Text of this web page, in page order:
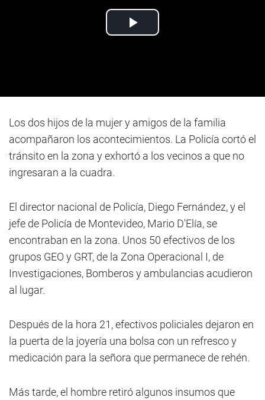
Los dos hijos de la mujer y amigos de la familia
acompañaron los acontecimientos. La Policía cortó el
tránsito en la zona y exhortó a los vecinos a que no
ingresaran a la cuadra.
El director nacional de Policía, Diego Fernández, y el
jefe de Policía de Montevideo, Mario D'Elía, se
encontraban en la zona. Unos 50 efectivos de los
grupos GEO y GRT, de la Zona Operacional I, de
Investigaciones, Bomberos y ambulancias acudieron
al lugar.
Después de la hora 21, efectivos policiales dejaron en
la puerta de la joyería una bolsa con un refresco y
medicación para la señora que permanece de rehén.
Más tarde, el hombre retiró algunos insumos que